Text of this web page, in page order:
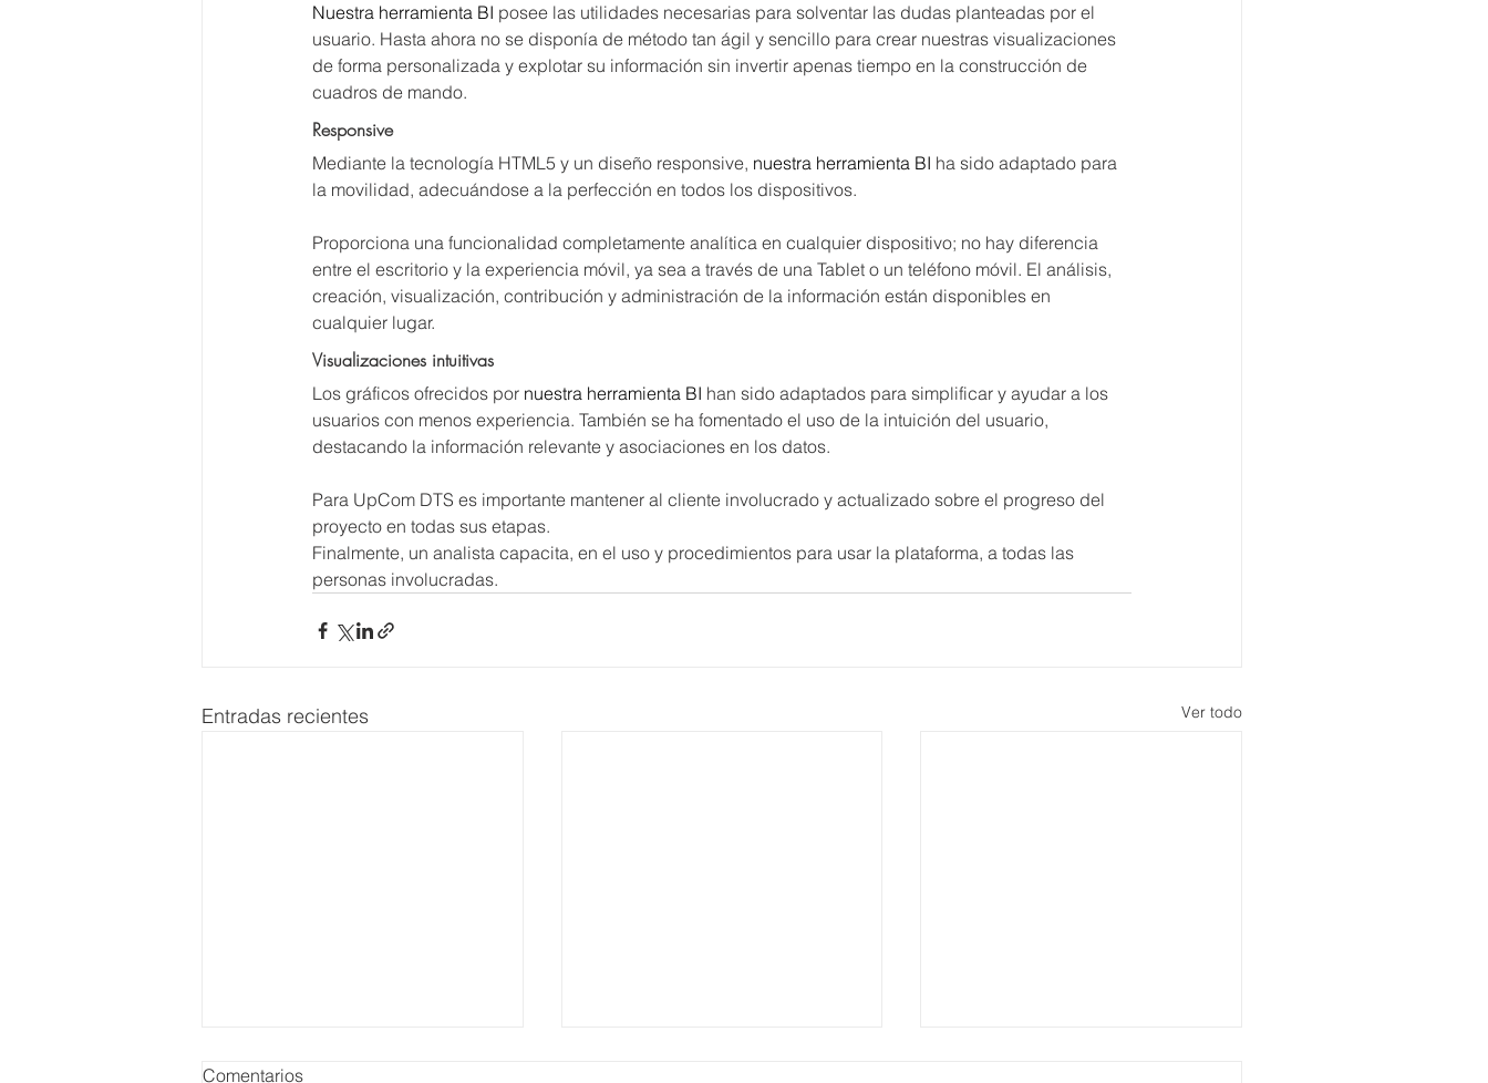
Nuestra herramienta BI posee las utilidades necesarias para solventar las dudas planteadas por el
usuario. Hasta ahora no se disponía de método tan ágil y sencillo para crear nuestras visualizaciones
de forma personalizada y explotar su información sin invertir apenas tiempo en la construcción de
cuadros de mando.
Responsive
Mediante la tecnología HTML5 y un diseño responsive, nuestra herramienta BI ha sido adaptado para
la movilidad, adecuándose a la perfección en todos los dispositivos.
Proporciona una funcionalidad completamente analítica en cualquier dispositivo; no hay diferencia
entre el escritorio y la experiencia móvil, ya sea a través de una Tablet o un teléfono móvil. El análisis,
creación, visualización, contribución y administración de la información están disponibles en
cualquier lugar.
Visualizaciones intuitivas
Los gráficos ofrecidos por nuestra herramienta BI han sido adaptados para simplificar y ayudar a los
usuarios con menos experiencia. También se ha fomentado el uso de la intuición del usuario,
destacando la información relevante y asociaciones en los datos.
Para UpCom DTS es importante mantener al cliente involucrado y actualizado sobre el progreso del
proyecto en todas sus etapas.
Finalmente, un analista capacita, en el uso y procedimientos para usar la plataforma, a todas las
personas involucradas.
Entradas recientes Ver todo
Comentarios